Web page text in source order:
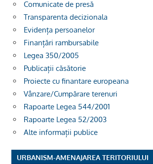
Comunicate de presă
Transparenta decizionala
Evidența persoanelor
Finanțări rambursabile
Legea 350/2005
Publicații căsătorie
Proiecte cu finantare europeana
Vânzare/Cumpărare terenuri
Rapoarte Legea 544/2001
Rapoarte Legea 52/2003
Alte informații publice
URBANISM-AMENAJAREA TERITORIULUI